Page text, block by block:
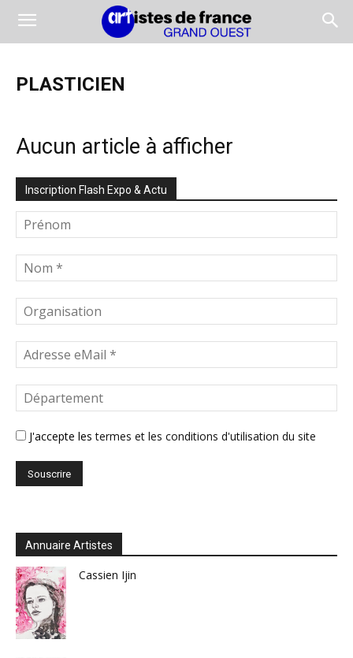
PLASTICIEN
Aucun article à afficher
Inscription Flash Expo & Actu
J'accepte lestermes et les conditions d'utilisation du site
Annuaire Artistes
Cassien Ijin